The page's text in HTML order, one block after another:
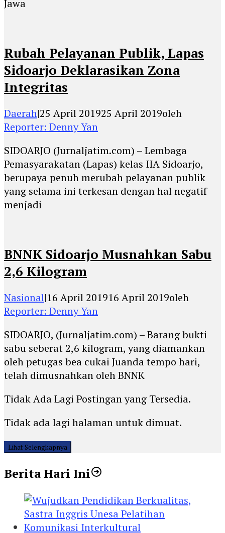
Jawa
Rubah Pelayanan Publik, Lapas
Sidoarjo Deklarasikan Zona
Integritas
Daerah|25 April 201925 April 2019oleh
Reporter: Denny Yan
SIDOARJO (Jurnaljatim.com) – Lembaga
Pemasyarakatan (Lapas) kelas IIA Sidoarjo,
berupaya penuh merubah pelayanan publik
yang selama ini terkesan dengan hal negatif
menjadi
BNNK Sidoarjo Musnahkan Sabu
2,6 Kilogram
Nasional|16 April 201916 April 2019oleh
Reporter: Denny Yan
SIDOARJO, (Jurnaljatim.com) – Barang bukti
sabu seberat 2,6 kilogram, yang diamankan
oleh petugas bea cukai Juanda tempo hari,
telah dimusnahkan oleh BNNK
Tidak Ada Lagi Postingan yang Tersedia.
Tidak ada lagi halaman untuk dimuat.
Lihat Selengkapnya
Berita Hari Ini